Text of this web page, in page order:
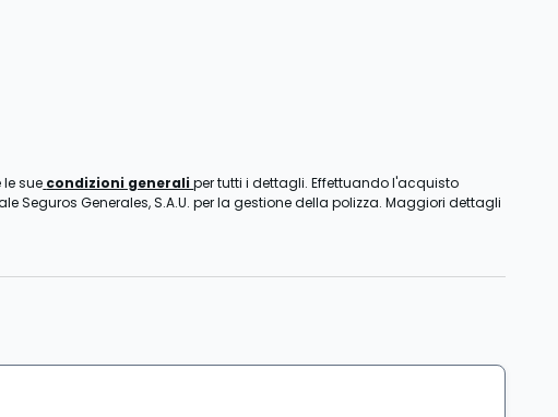
le sue condizioni generaliper tutti i dettagli. Effettuando l'acquisto
Seguros Generales, S.A.U. per la gestione della polizza. Maggiori dettagli